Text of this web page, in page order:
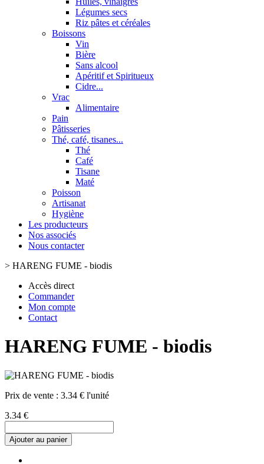
Légumes secs
Riz pâtes et céréales
Boissons
Vin
Bière
Sans alcool
Apéritif et Spiritueux
Cidre...
Vrac
Alimentaire
Pain
Pâtisseries
Thé, café, tisanes...
Thé
Café
Tisane
Maté
Poisson
Artisanat
Hygiène
Les producteurs
Nos associés
Nous contacter
> HARENG FUME - biodis
Accès direct
Commander
Mon compte
Contact
HARENG FUME - biodis
Prix de vente : 3.34 € l'unité
3.34 €
Ajouter au panier